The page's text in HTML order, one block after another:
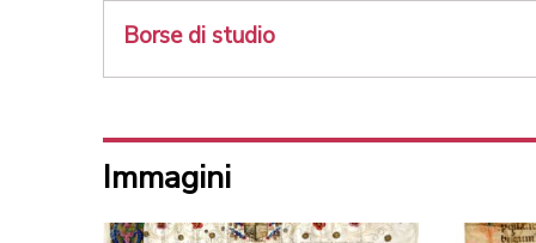
Borse di studio
Immagini